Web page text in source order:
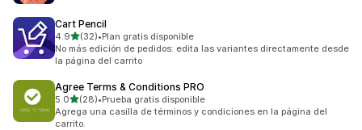
Cart Pencil
4.9de 5 estrellas
(32)
32 reseñas en total
•Plan gratis disponible
No más edición de pedidos: edita las variantes directamente desde
la página del carrito
Agree Terms & Conditions PRO
5.0de 5 estrellas
(28)
28 reseñas en total
•Prueba gratis disponible
Agrega una casilla de términos y condiciones en la página del
carrito.